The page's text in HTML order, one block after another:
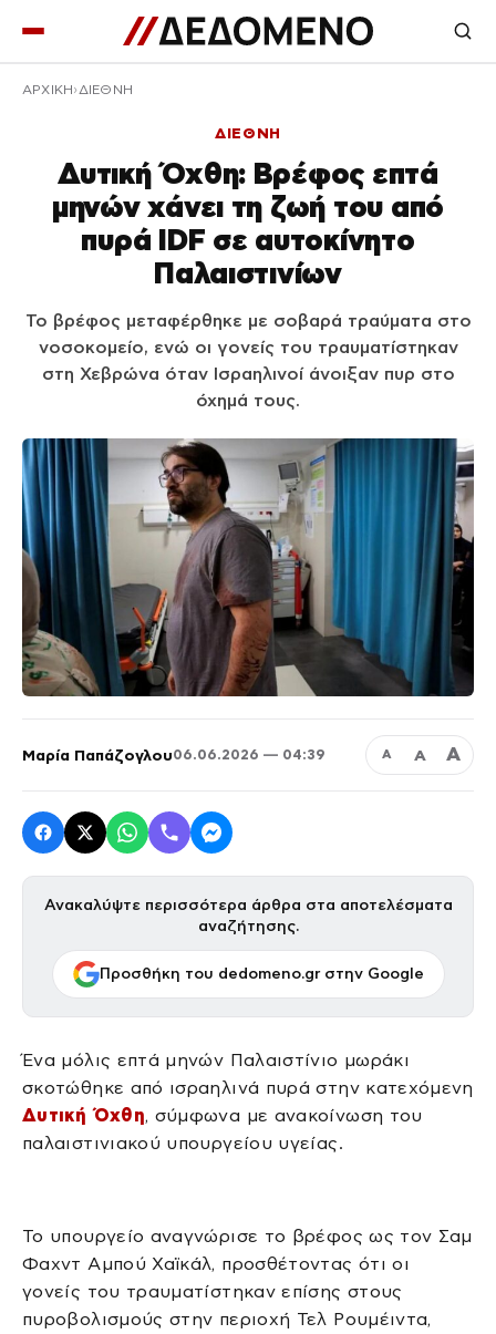
ΑΡΧΙΚΉ ΔΙΕΘΝΗ
ΔΙΕΘΝΗ
Δυτική Όχθη: Βρέφος επτά
μηνών χάνει τη ζωή του από
πυρά IDF σε αυτοκίνητο
Παλαιστινίων
Το βρέφος μεταφέρθηκε με σοβαρά τραύματα στο
νοσοκομείο, ενώ οι γονείς του τραυματίστηκαν
στη Χεβρώνα όταν Ισραηλινοί άνοιξαν πυρ στο
όχημά τους.
Μαρία Παπάζογλου06.06.2026 — 04:39 Α Α Α
Ανακαλύψτε περισσότερα άρθρα στα αποτελέσματα
αναζήτησης.
Προσθήκη του dedomeno.gr στην Google
Ένα μόλις επτά μηνών Παλαιστίνιο μωράκι
σκοτώθηκε από ισραηλινά πυρά στην κατεχόμενη
Δυτική Όχθη, σύμφωνα με ανακοίνωση του
παλαιστινιακού υπουργείου υγείας.
Το υπουργείο αναγνώρισε το βρέφος ως τον Σαμ
Φαχντ Αμπού Χαϊκάλ, προσθέτοντας ότι οι
γονείς του τραυματίστηκαν επίσης στους
πυροβολισμούς στην περιοχή Τελ Ρουμέιντα,